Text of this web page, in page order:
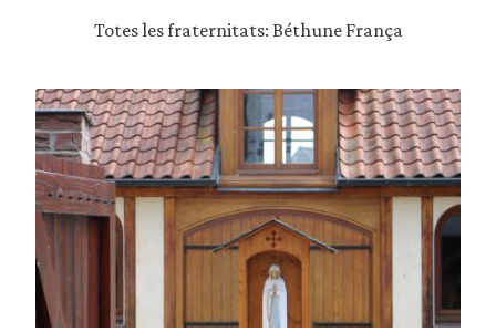
Totes les fraternitats: Béthune França